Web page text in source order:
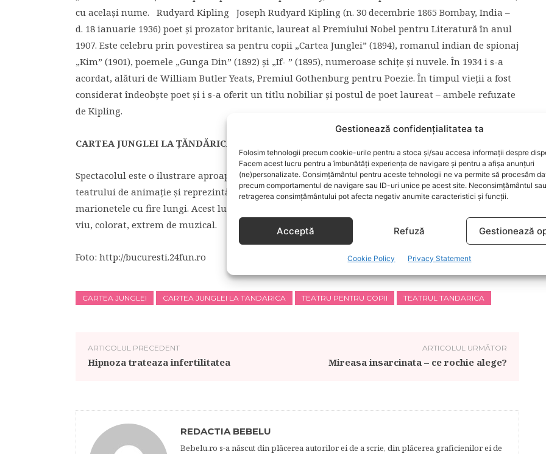
Gestionează confidențialitatea ta
Folosim tehnologii precum cookie-urile pentru a stoca și/sau accesa informații despre
Facem acest lucru pentru a îmbunătăți experiența de navigare și pentru a afișa anunțuri
(ne)personalizate. Consimțământul pentru aceste tehnologii ne va permite să procesăm
precum comportamentul de navigare sau ID-uri unice pe acest site. Neconsimțământul sau
retragerea consimțământului pot afecta negativ anumite caracteristici și funcții.
Acceptă Refuză Gestionează
Cookie Policy Privacy Statement
cu același nume. Rudyard Kipling Joseph Rudyard Kipling (n. 30 decembrie 1865 Bombay, India –
d. 18 ianuarie 1936) poet și prozator britanic, laureat al Premiului Nobel pentru Literatură în anul
1907. Este celebru prin povestirea sa pentru copii „Cartea Junglei” (1894), romanul indian de spionaj
„Kim” (1901), poemele „Gunga Din” (1892) și „If- ” (1895), numeroase schițe și nuvele. În 1934 i s-a
acordat, alături de William Butler Yeats, Premiul Gothenburg pentru Poezie. În timpul vieții a fost
considerat îndeobște poet și i s-a oferit un titlu nobiliar și postul de poet laureat – ambele refuzate
de Kipling.
CARTEA JUNGLEI LA ȚĂNDĂRICĂ
Spectacolul este o ilustrare aproape fidelă a cărții lui Kipling,folosind însă mijloacele specifice
teatrului de animație și reprezintă o întoarcere la tradiție, pentru că se folesește pasarela și
marionetele cu fire lungi. Acest lucru presupune o mare dexteritate în mânuire. Spectacolul este
viu, colorat, extrem de muzical.
Foto: http://bucuresti.24fun.ro
CARTEA JUNGLEI CARTEA JUNGLEI LA TANDARICA TEATRU PENTRU COPII TEATRUL TANDARICA
ARTICOLUL PRECEDENT
Hipnoza trateaza infertilitatea
ARTICOLUL URMĂTOR
Mireasa insarcinata – ce rochie alege?
REDACTIA BEBELU
Bebelu.ro s-a născut din plăcerea autorilor ei de a scrie, din plăcerea graficienilor ei de